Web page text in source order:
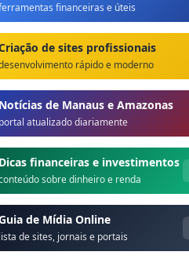
financeiras e úteis
de sites profissionais
rápido e moderno
de Manaus e Amazonas
atualizado diariamente
financeiras e investimentos
sobre dinheiro e renda
de Mídia Online
de sites, jornais e portais